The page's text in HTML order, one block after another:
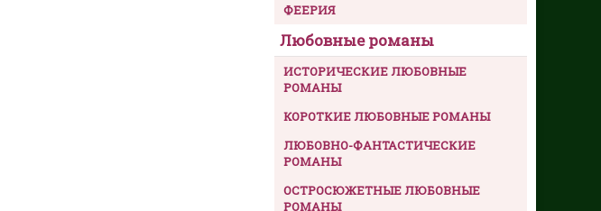
ФЕЕРИЯ
Любовные романы
ИСТОРИЧЕСКИЕ ЛЮБОВНЫЕ
РОМАНЫ
КОРОТКИЕ ЛЮБОВНЫЕ РОМАНЫ
ЛЮБОВНО-ФАНТАСТИЧЕСКИЕ
РОМАНЫ
ОСТРОСЮЖЕТНЫЕ ЛЮБОВНЫЕ
РОМАНЫ